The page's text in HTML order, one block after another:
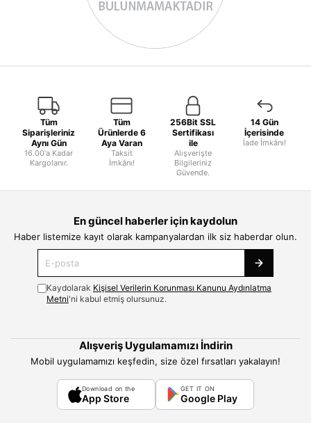
Tüm
Siparişleriniz
Aynı Gün
16.00'a Kadar
Kargolanır.
Tüm
Ürünlerde 6
Aya Varan
Taksit
İmkânı!
256Bit SSL
Sertifikası
ile
Alışverişte
Bilgileriniz
Güvende.
14 Gün
İçerisinde
İade İmkânı!
En güncel haberler için kaydolun
Haber listemize kayıt olarak kampanyalardan ilk siz haberdar olun.
Kaydolarak Kişisel Verilerin Korunması Kanunu Aydınlatma
Metni'ni kabul etmiş olursunuz.
Alışveriş Uygulamamızı İndirin
Mobil uygulamamızı keşfedin, size özel fırsatları yakalayın!
Download on the
App Store
GET IT ON
Google Play